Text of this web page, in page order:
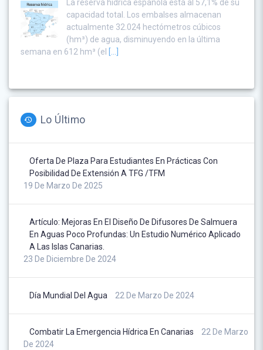
La reserva hídrica española está al 57,1% de su
capacidad total. Los embalses almacenan
actualmente 32.024 hectómetros cúbicos
(hm³) de agua, disminuyendo en la última
semana en 612 hm³ (el
Lo Último
Oferta De Plaza Para Estudiantes En Prácticas Con
Posibilidad De Extensión A TFG /TFM
19 De Marzo De 2025
Artículo: Mejoras En El Diseño De Difusores De Salmuera
En Aguas Poco Profundas: Un Estudio Numérico Aplicado
A Las Islas Canarias.
23 De Diciembre De 2024
Día Mundial Del Agua 22 De Marzo De 2024
Combatir La Emergencia Hídrica En Canarias
22 De Marzo
De 2024